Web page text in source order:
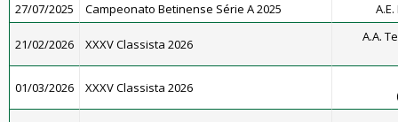
27/07/2025
Campeonato Betinense Série A 2025
21/02/2026 XXXV Classista 2026 A.A.
01/03/2026 XXXV Classista 2026